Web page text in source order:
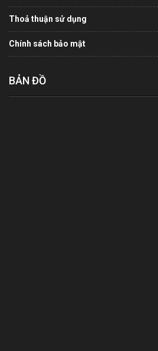
Thoả thuận sử dụng
Chính sách bảo mật
BẢN ĐỒ